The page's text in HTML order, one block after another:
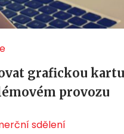
grafickou
provozu
sdělení